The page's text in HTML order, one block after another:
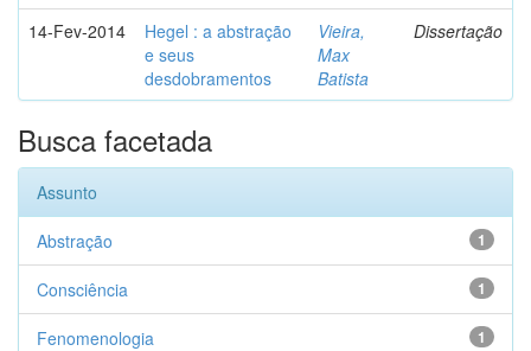
14-Fev-2014
Hegel : a abstração
e seus
desdobramentos
Vieira,
Max
Batista
Dissertação
Busca facetada
Assunto
1
Abstração
1
Consciência
1
Fenomenologia